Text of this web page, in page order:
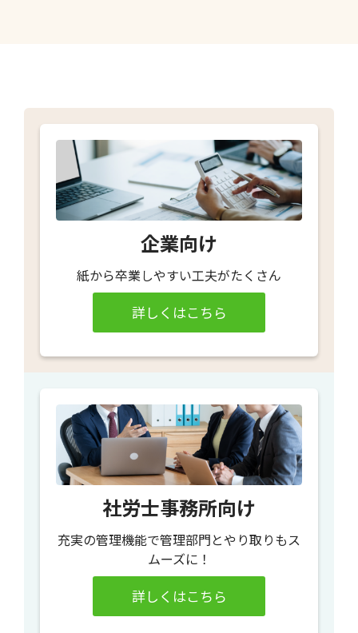
企業向け
紙から卒業しやすい工夫がたくさん
詳しくはこちら
社労士事務所向け
充実の管理機能で管理部門とやり取りもス
ムーズに！
詳しくはこちら